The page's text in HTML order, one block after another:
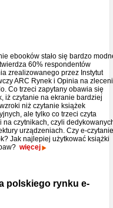
ebooków stało się bardzo
60% respondentów
zrealizowanego przez Instytut
ARC Rynek i Opinia na
Co trzeci zapytany obawia się
iż czytanie na ekranie bardziej
niż czytanie książek
ale tylko co trzeci czyta
na czytnikach, czyli
urządzeniach. Czy e-czytanie
Jak najlepiej użytkować książki
więcej
polskiego rynku e-